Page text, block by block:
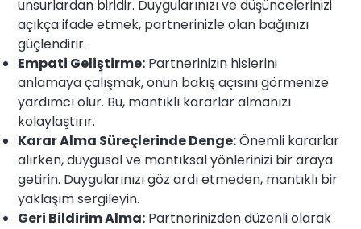
unsurlardan biridir. Duygularınızı ve düşüncelerinizi
açıkça ifade etmek, partnerinizle olan bağınızı
güçlendirir.
Empati Geliştirme: Partnerinizin hislerini
anlamaya çalışmak, onun bakış açısını görmenize
yardımcı olur. Bu, mantıklı kararlar almanızı
kolaylaştırır.
Karar Alma Süreçlerinde Denge:Önemli kararlar
alırken, duygusal ve mantıksal yönlerinizi bir araya
getirin. Duygularınızı göz ardı etmeden, mantıklı bir
yaklaşım sergileyin.
Geri Bildirim Alma: Partnerinizden düzenli olarak